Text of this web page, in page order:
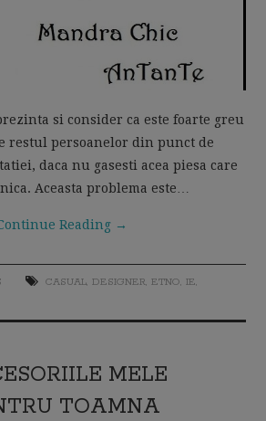
si consider ca este foarte greu
restul persoanelor din punct de
daca nu gasesti acea piesa care
Aceasta problema este…
Reading →
CASUAL, DESIGNER, ETNO, IE,
MELE
TOAMNA